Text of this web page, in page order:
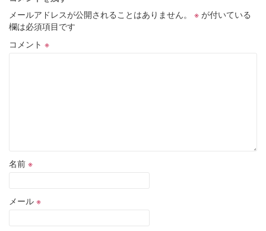
メールアドレスが公開されることはありません。
※ が付いている
欄は必須項目です
コメント ※
名前 ※
メール ※